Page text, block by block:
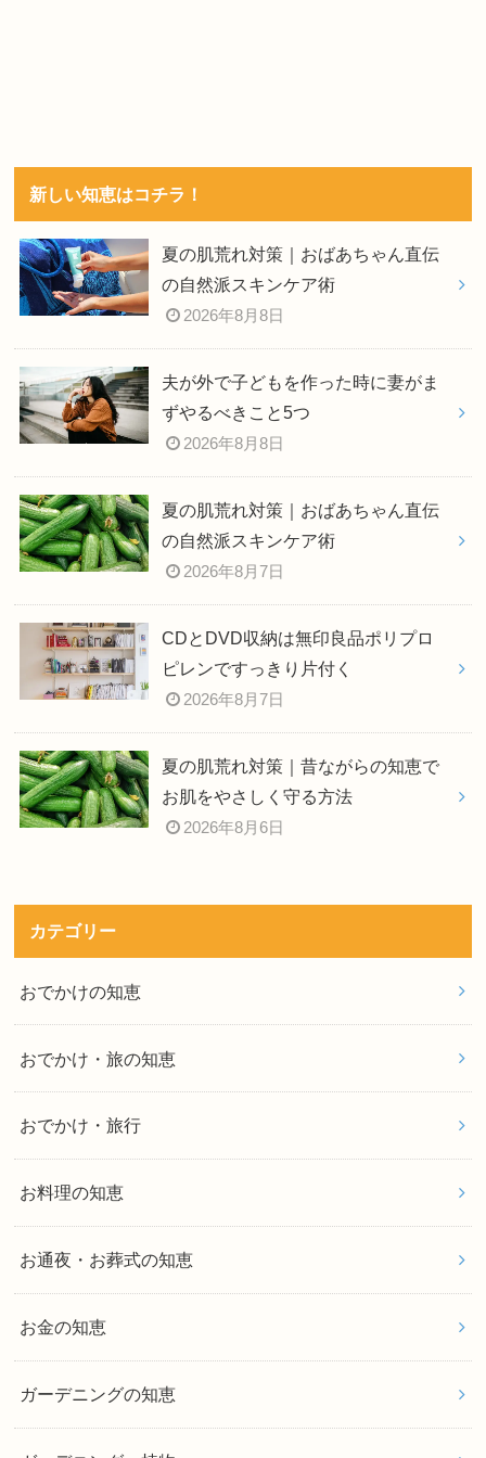
新しい知恵はコチラ！
夏の肌荒れ対策｜おばあちゃん直伝
の自然派スキンケア術
2026年8月8日
夫が外で子どもを作った時に妻がま
ずやるべきこと5つ
2026年8月8日
夏の肌荒れ対策｜おばあちゃん直伝
の自然派スキンケア術
2026年8月7日
CDとDVD収納は無印良品ポリプロ
ピレンですっきり片付く
2026年8月7日
夏の肌荒れ対策｜昔ながらの知恵で
お肌をやさしく守る方法
2026年8月6日
カテゴリー
おでかけの知恵
おでかけ・旅の知恵
おでかけ・旅行
お料理の知恵
お通夜・お葬式の知恵
お金の知恵
ガーデニングの知恵